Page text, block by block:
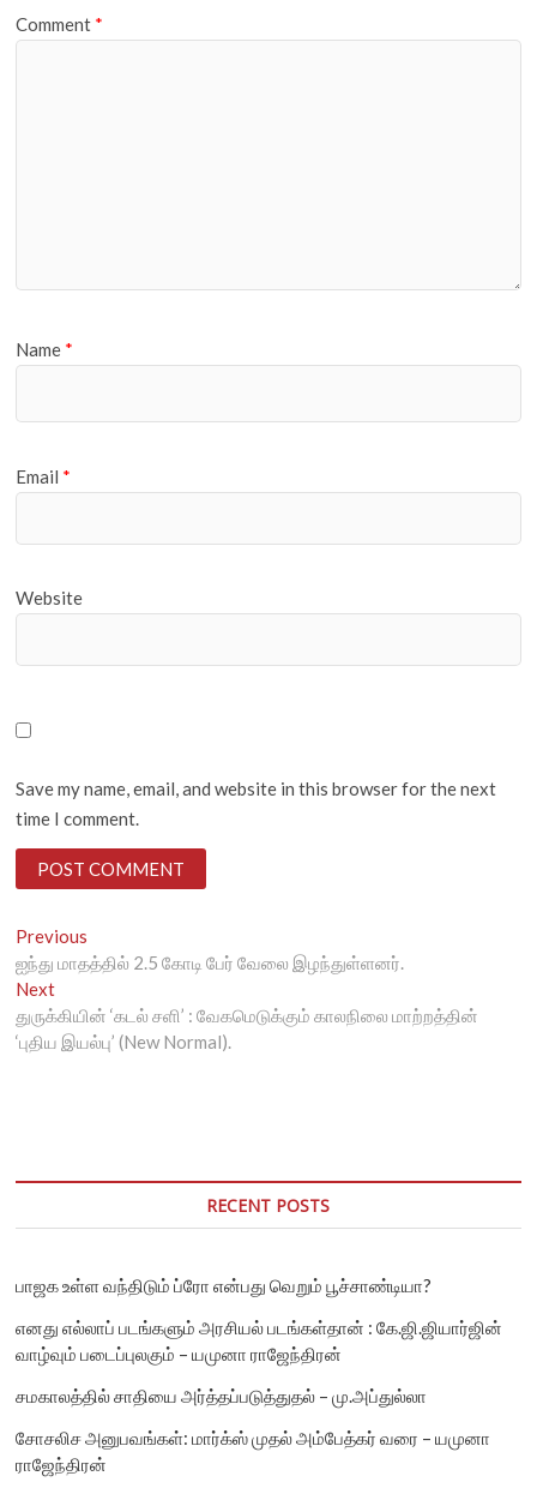
Comment *
Name *
Email *
Website
Save my name, email, and website in this browser for the next
time I comment.
Post
navigation
Previous
post:
ஐந்து மாதத்தில் 2.5 கோடி பேர் வேலை இழந்துள்ளனர்.
NextNext
post:
துருக்கியின் ‘கடல் சளி’ : வேகமெடுக்கும் காலநிலை மாற்றத்தின்
‘புதிய இயல்பு’ (New Normal).
RECENT POSTS
பாஜக உள்ள வந்திடும் ப்ரோ என்பது வெறும் பூச்சாண்டியா?
எனது எல்லாப் படங்களும் அரசியல் படங்கள்தான் : கே.ஜி.ஜியார்ஜின்
வாழ்வும் படைப்புலகும் – யமுனா ராஜேந்திரன்
சமகாலத்தில் சாதியை அர்த்தப்படுத்துதல் – மு.அப்துல்லா
சோசலிச அனுபவங்கள்: மார்க்ஸ் முதல் அம்பேத்கர் வரை – யமுனா
ராஜேந்திரன்